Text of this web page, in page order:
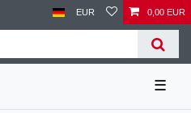
EUR 0,00 EUR
☰